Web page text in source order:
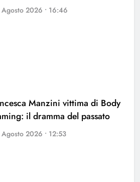
2026 • 16:46
Manzini vittima di Body
il dramma del passato
2026 • 12:53